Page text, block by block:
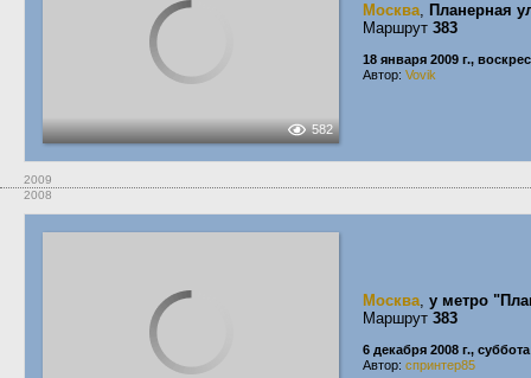
582
Москва, Планерная
Маршрут 383
18 января 2009 г.,
Автор: Vovik
2009
2008
Москва, у метро
Маршрут 383
6 декабря 2008 г., суббота
Автор: спринтер85